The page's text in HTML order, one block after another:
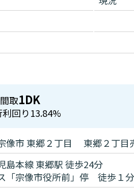
間取1DK
回り13.84%
像市 東郷２丁目 東郷２丁目
島本線 東郷駅 徒歩24分
「宗像市役所前」停 徒歩１分